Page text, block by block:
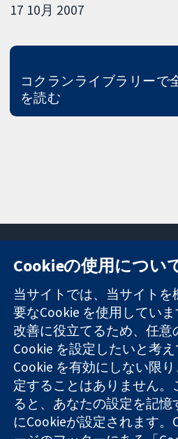
17 10月 2007
コクランライブラリーで
を読む
信頼できるエビ
デンスと
情報に基づく意
思決定により
健康のさらなる
向上へ
11-13
Square
London
W1G 0AN
United
Cookieの使用につい
当サイトでは、当サイト
要なCookie を使用してい
改善に役立てるため、任意
Cookie を設定したいと考
Cookie を有効にしない限
定することはありません。
ると、あなたの設定を記憶
にCookieが設定されます